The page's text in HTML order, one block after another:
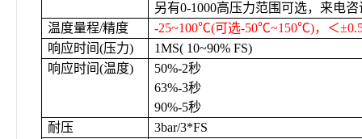
另有0-1000高压力范围可选，来电咨
温度量程/精度
-25~100℃(可选-50℃~150℃)，＜
响应时间(压力)
1MS( 10~90% FS)
响应时间(温度)
50%-2秒
63%-3秒
90%-5秒
耐压
3bar/3*FS